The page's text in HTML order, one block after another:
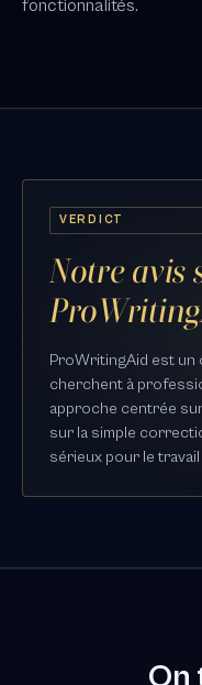
fonctionnalités.
VERDICT
Notre avis
ProWritingAid est un
cherchent à
approche centrée
sur la simple
sérieux pour le